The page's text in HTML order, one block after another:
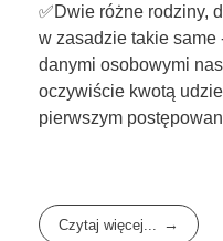
✅Dwie różne rodziny,
w zasadzie takie same
danymi osobowymi
oczywiście kwotą
pierwszym
Czytaj więcej...